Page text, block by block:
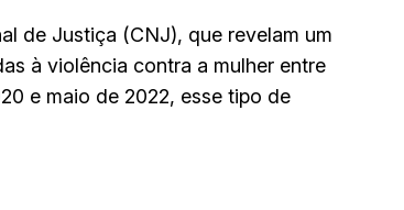
de Justiça (CNJ), que revelam um
à violência contra a mulher entre
e maio de 2022, esse tipo de